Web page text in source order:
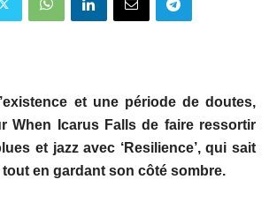
et une période de doutes,
When Icarus Falls de faire ressortir
et jazz avec ‘Resilience’, qui sait
en gardant son côté sombre.